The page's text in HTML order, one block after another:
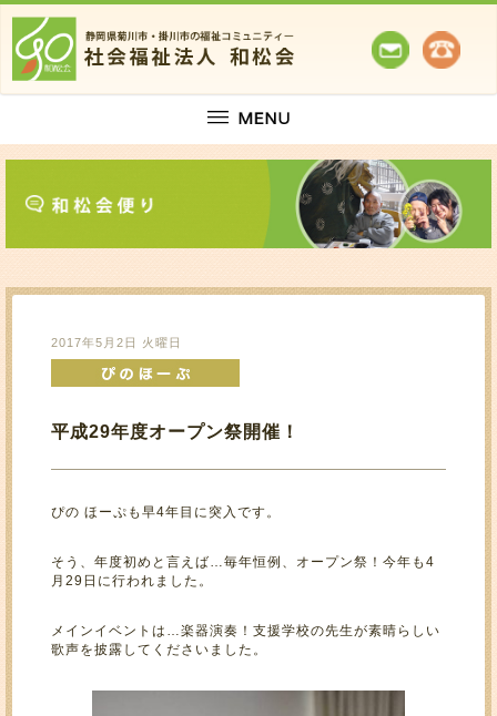
2017年5月2日 火曜日
平成29年度オープン祭開催！
ぴの ほーぷも早4年目に突入です。
そう、年度初めと言えば…毎年恒例、オープン祭！今年も4
月29日に行われました。
メインイベントは…楽器演奏！支援学校の先生が素晴らしい
歌声を披露してくださいました。